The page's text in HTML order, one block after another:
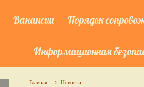
Вакансии Порядок
Информационная
Главная → Новости